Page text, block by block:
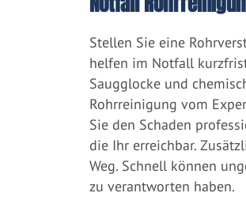
Stellen Sie eine
helfen im Notfall
Saugglocke und
Rohrreinigung vom
Sie den Schaden
die Ihr erreichbar.
Weg. Schnell können
zu verantworten haben.